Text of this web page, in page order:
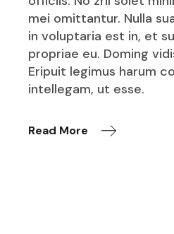
mei omittantur. Nulla
in voluptaria est in, et
propriae eu. Doming
Eripuit legimus harum
intellegam, ut esse.
Read More